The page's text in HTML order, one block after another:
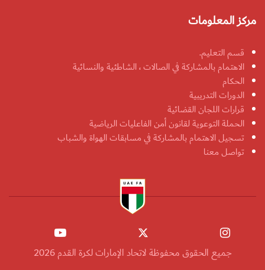
مركز المعلومات
قسم التعليم.
الاهتمام بالمشاركة في الصالات ، الشاطئية والنسائية
الحكام
الدورات التدريبية
قرارات اللجان القضائية
الحملة التوعوية لقانون أمن الفاعليات الرياضية
تسجيل الاهتمام بالمشاركة في مسابقات الهواة والشباب
تواصل معنا
جميع الحقوق محفوظة لاتحاد الإمارات لكرة القدم 2026